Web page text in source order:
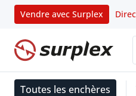
Vendre avec Surplex
Page d'accueil
Toutes les enchères